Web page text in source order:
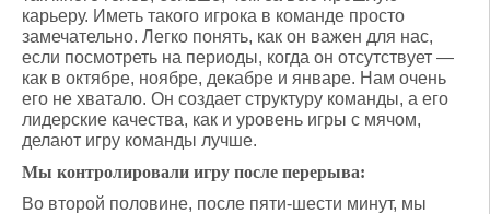
карьеру. Иметь такого игрока в команде просто
замечательно. Легко понять, как он важен для нас,
если посмотреть на периоды, когда он отсутствует —
как в октябре, ноябре, декабре и январе. Нам очень
его не хватало. Он создает структуру команды, а его
лидерские качества, как и уровень игры с мячом,
делают игру команды лучше.
Мы контролировали игру после перерыва:
Во второй половине, после пяти-шести минут, мы